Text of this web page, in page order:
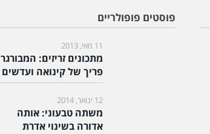
פוסטים פופולריים
11 מאי, 2013
מתכונים זריזים: המבורגר
פריך של קינואה ועדשים
12 ינואר, 2014
משתה טבעוני: אותה
אדורה בשינוי אדרת